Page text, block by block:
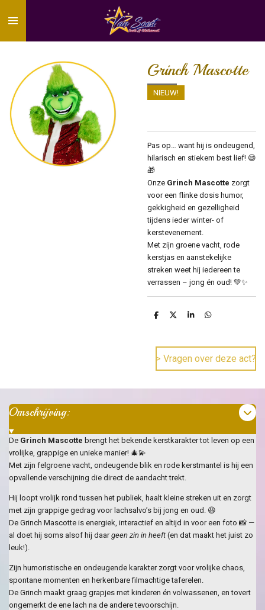
direct
hoofdinhoud
Grinch Mascotte
NIEUW!
Pas op… want hij is ondeugend,
hilarisch en stiekem best lief! 😄
🎁
Onze Grinch Mascotte zorgt
voor een flinke dosis humor,
gekkigheid en gezelligheid
tijdens ieder winter- of
kerstevenement.
Met zijn groene vacht, rode
kerstjas en aanstekelijke
streken weet hij iedereen te
verrassen – jong én oud! 💚✨
D
n
D
S
e
D
n
> Vragen over deze act?
Omschrijving:
De Grinch Mascotte brengt het bekende kerstkarakter tot leven op een
vrolijke, grappige en unieke manier! 🎄💫
Met zijn felgroene vacht, ondeugende blik en rode kerstmantel is hij een
opvallende verschijning die direct de aandacht trekt.
Hij loopt vrolijk rond tussen het publiek, haalt kleine streken uit en zorgt
met zijn grappige gedrag voor lachsalvo’s bij jong en oud. 😆
De Grinch Mascotte is energiek, interactief en altijd in voor een foto 📸 —
al doet hij soms alsof hij daargeen zin in heeft (en dat maakt het juist zo
leuk!).
Zijn humoristische en ondeugende karakter zorgt voor vrolijke chaos,
spontane momenten en herkenbare filmachtige taferelen.
De Grinch maakt graag grapjes met kinderen én volwassenen, en tovert
ongemerkt de ene lach na de andere tevoorschijn.